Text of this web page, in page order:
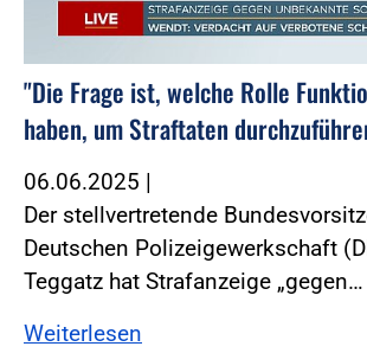
"Die Frage ist, welche Rolle
haben, um Straftaten
06.06.2025 |
Der stellvertretende
Deutschen Polizeigewerkschaft
Teggatz hat Strafanzeige „gegen…
Weiterlesen